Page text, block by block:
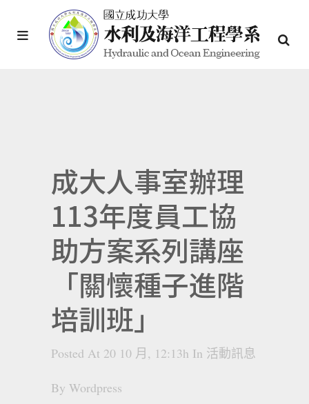
成大人事室辦理
113年度員工協
助方案系列講座
「關懷種子進階
培訓班」
Posted At 20 10 月, 12:13h In 活動訊息
By Wordpress